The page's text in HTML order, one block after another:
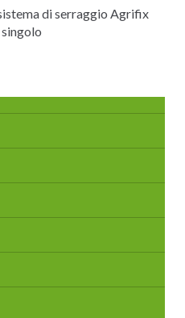
di serraggio Agrifix